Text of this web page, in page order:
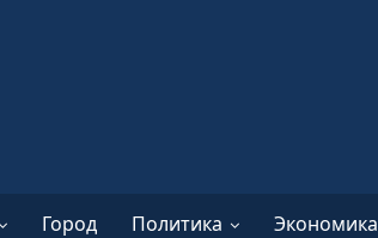
Город Политика Экономика